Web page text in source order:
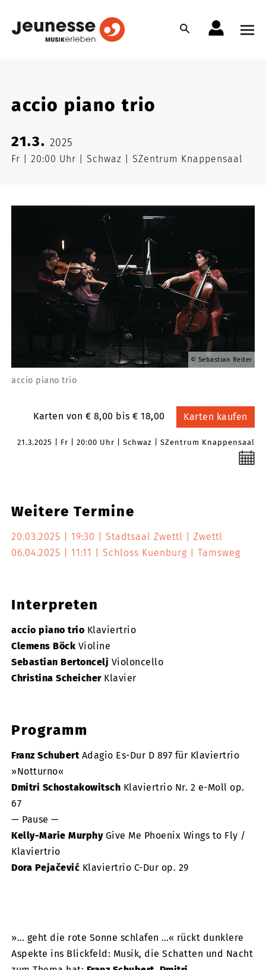
accio piano trio
21.3.2025
Fr 20:00 Uhr Schwaz SZentrum Knappensaal
Sebastian Reiter
accio piano trio
Karten von € 8,00 bis € 18,00 Karten kaufen
21.3.2025 Fr 20:00 Uhr Schwaz SZentrum Knappensaal
Weitere Termine
20.03.2025 19:30 Stadtsaal Zwettl
Zwettl
06.04.2025
11:11 Schloss Kuenburg Tamsweg
Interpreten
accio piano trio Klaviertrio
Clemens Böck Violine
Sebastian Bertoncelj Violoncello
Christina ScheicherKlavier
Programm
Franz Schubert Adagio Es-Dur D 897 für Klaviertrio
»Notturno«
Dmitri Schostakowitsch Klaviertrio Nr. 2 e-Moll op.
67
— Pause —
Kelly-Marie MurphyGive Me Phoenix Wings to Fly /
Klaviertrio
Dora Pejačević Klaviertrio C-Dur op. 29
»… geht die rote Sonne schlafen …« rückt dunklere
Aspekte ins Blickfeld: Musik, die Schatten und Nacht